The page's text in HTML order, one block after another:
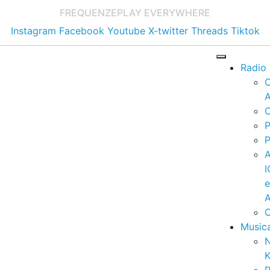
FREQUENZEPLAY EVERYWHERE
Instagram Facebook Youtube X-twitter Threads Tiktok
Radio
e